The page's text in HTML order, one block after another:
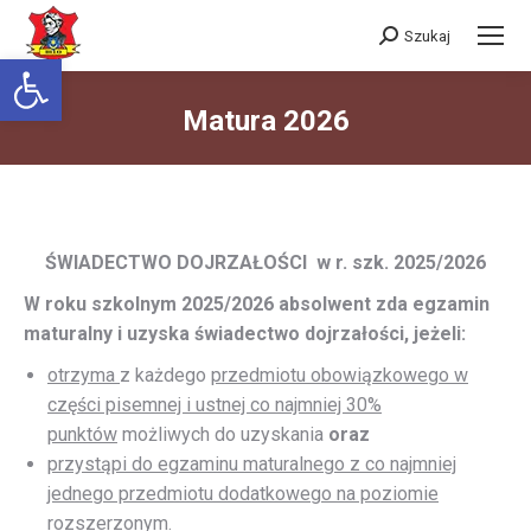
Otwórz pasek narzędzi
Szukaj:
Szukaj
Matura 2026
ŚWIADECTWO DOJRZAŁOŚCI w r. szk. 2025/2026
W roku szkolnym 2025/2026 absolwent zda egzamin
maturalny i uzyska świadectwo dojrzałości, jeżeli:
otrzyma z każdego przedmiotu obowiązkowego w
części pisemnej i ustnej co najmniej 30%
punktów możliwych do uzyskania oraz
przystąpi do egzaminu maturalnego z co najmniej
jednego przedmiotu dodatkowego na poziomie
rozszerzonym.